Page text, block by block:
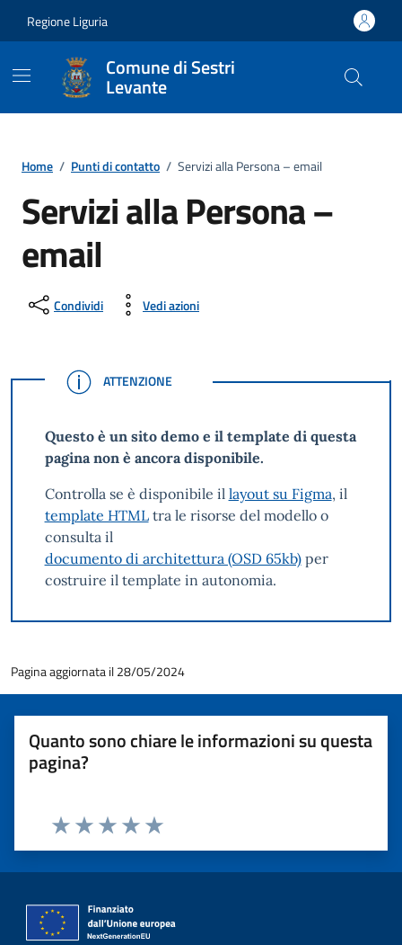
Regione Liguria
Comune di Sestri
Levante
Home / Punti di contatto / Servizi alla Persona – email
Servizi alla Persona –
email
Condividi Vedi azioni
ATTENZIONE
ATTENZIONE
Questo è un sito demo e il template di questa
pagina non è ancora disponibile.
Controlla se è disponibile il layout su Figma, il
template HTMLtra le risorse del modello o
consulta il
documento di architettura (OSD 65kb)per
costruire il template in autonomia.
Pagina aggiornata il 28/05/2024
Quanto sono chiare le informazioni su questa
pagina?
Valuta 5 stelle su 5
Valuta 4 stelle su 5
Valuta 3 stelle su 5
Valuta 2 stelle su 5
Valuta 1 stelle su 5